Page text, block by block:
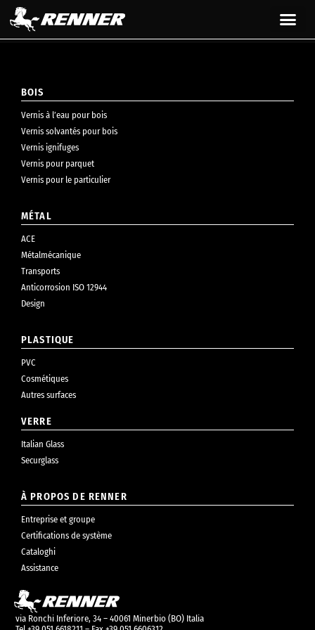
principal
BOIS
Vernis à l’eau pour bois
Vernis solvantés pour bois
Vernis ignifuges
Vernis pour parquet
Vernis pour le particulier
MÉTAL
ACE
Métalmécanique
Transports
Anticorrosion ISO 12944
Design
PLASTIQUE
PVC
Cosmétiques
Autres surfaces
VERRE
Italian Glass
Securglass
À PROPOS DE RENNER
Entreprise et groupe
Certifications de système
Cataloghi
Assistance
via Ronchi Inferiore, 34 – 40061 Minerbio (BO) Italia